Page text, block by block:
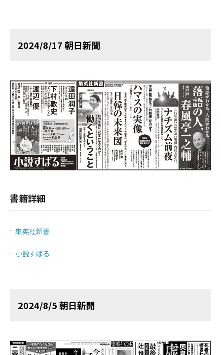
2024/8/17 朝日新聞
書籍詳細
集英社新書
小説すばる
2024/8/5 朝日新聞